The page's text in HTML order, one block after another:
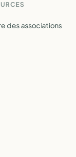
des associations